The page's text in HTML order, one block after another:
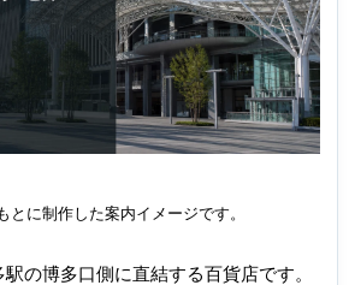
に制作した案内イメージです。
の博多口側に直結する百貨店です。